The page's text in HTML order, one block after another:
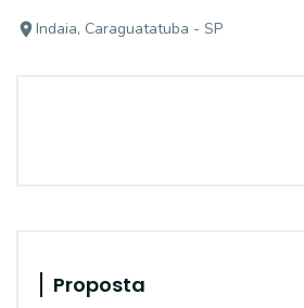
Indaia, Caraguatatuba - SP
Proposta